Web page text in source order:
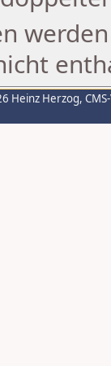
Heinz Herzog,